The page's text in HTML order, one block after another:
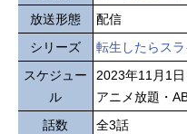
放送形態
配信
シリーズ
転生したらス
スケジュー
ル
2023年11月1日
アニメ放題・
話数
全3話